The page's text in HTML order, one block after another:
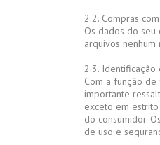
2.2. Compras
Os dados do
arquivos
2.3. Identificação
Com a função
importante
exceto em
do consumidor.
de uso e